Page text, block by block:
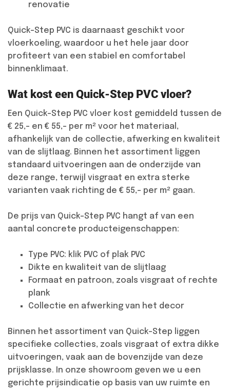
renovatie
Quick-Step PVC is daarnaast geschikt voor
vloerkoeling, waardoor u het hele jaar door
profiteert van een stabiel en comfortabel
binnenklimaat.
Wat kost een Quick-Step PVC vloer?
Een Quick-Step PVC vloer kost gemiddeld tussen de
€ 25,- en € 55,- per m² voor het materiaal,
afhankelijk van de collectie, afwerking en kwaliteit
van de slijtlaag. Binnen het assortiment liggen
standaard uitvoeringen aan de onderzijde van
deze range, terwijl visgraat en extra sterke
varianten vaak richting de € 55,- per m² gaan.
De prijs van Quick-Step PVC hangt af van een
aantal concrete producteigenschappen:
Type PVC: klik PVC of plak PVC
Dikte en kwaliteit van de slijtlaag
Formaat en patroon, zoals visgraat of rechte
plank
Collectie en afwerking van het decor
Binnen het assortiment van Quick-Step liggen
specifieke collecties, zoals visgraat of extra dikke
uitvoeringen, vaak aan de bovenzijde van deze
prijsklasse. In onze showroom geven we u een
gerichte prijsindicatie op basis van uw ruimte en